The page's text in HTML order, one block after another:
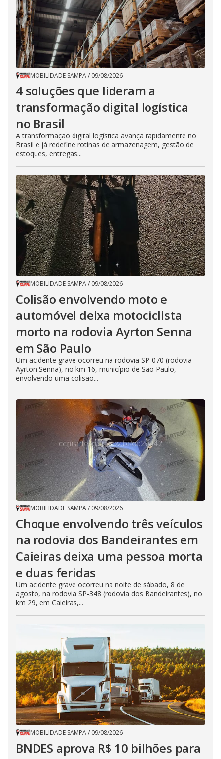
MOBILIDADE SAMPA/ 09/08/2026
4 soluções que lideram a
transformação digital logística
no Brasil
A transformação digital logística avança rapidamente no
Brasil e já redefine rotinas de armazenagem, gestão de
estoques, entregas...
MOBILIDADE SAMPA/ 09/08/2026
Colisão envolvendo moto e
automóvel deixa motociclista
morto na rodovia Ayrton Senna
em São Paulo
Um acidente grave ocorreu na rodovia SP-070 (rodovia
Ayrton Senna), no km 16, município de São Paulo,
envolvendo uma colisão...
MOBILIDADE SAMPA/ 09/08/2026
Choque envolvendo três veículos
na rodovia dos Bandeirantes em
Caieiras deixa uma pessoa morta
e duas feridas
Um acidente grave ocorreu na noite de sábado, 8 de
agosto, na rodovia SP-348 (rodovia dos Bandeirantes), no
km 29, em Caieiras,...
MOBILIDADE SAMPA/ 09/08/2026
BNDES aprova R$ 10 bilhões para